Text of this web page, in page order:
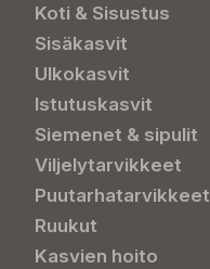
Koti & Sisustus
Sisäkasvit
Ulkokasvit
Istutuskasvit
Siemenet & sipulit
Viljelytarvikkeet
Puutarhatarvikkeet
Ruukut
Kasvien hoito